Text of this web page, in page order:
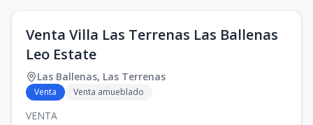
Venta Villa Las Terrenas Las Ballenas
Leo Estate
Las Ballenas, Las Terrenas
Venta Venta amueblado
VENTA